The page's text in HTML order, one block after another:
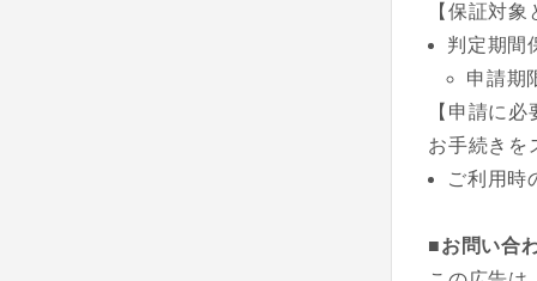
【保証対
判定期間
申請期
【申請に
お手続きを
ご利用時
■お問い合